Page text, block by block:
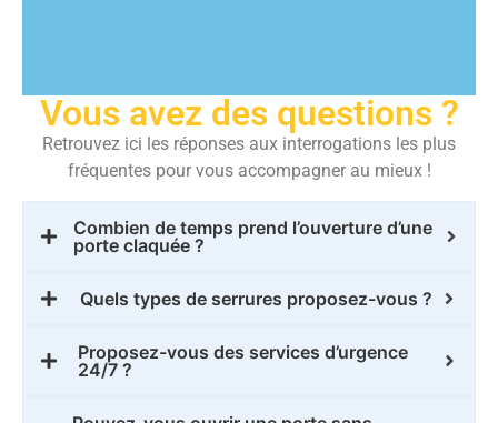
Vous avez des questions ?
Retrouvez ici les réponses aux interrogations les plus
fréquentes pour vous accompagner au mieux !
Combien de temps prend l’ouverture d’une
porte claquée ?
Quels types de serrures proposez-vous ?
Proposez-vous des services d’urgence
24/7 ?